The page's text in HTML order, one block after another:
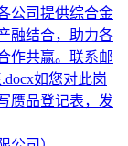
公司提供综合金
融结合，助力各
作共赢。联系邮
如您对此岗
赝品登记表，发